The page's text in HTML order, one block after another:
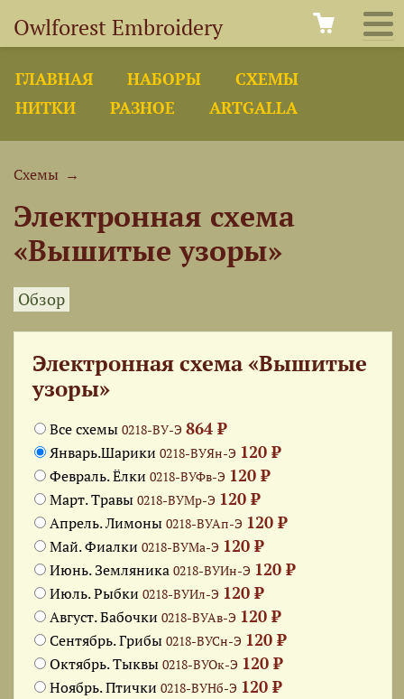
Owlforest Embroidery
ГЛАВНАЯ НАБОРЫ
СХЕМЫ
НИТКИ
РАЗНОЕ ARTGALLA
Схемы →
Электронная схема
«Вышитые узоры»
Обзор
Электронная схема «Вышитые
узоры»
Все схемы 0218-ВУ-Э 864 ₽
Январь.Шарики 0218-ВУЯн-Э 120 ₽
Февраль. Ёлки 0218-ВУФв-Э 120 ₽
Март. Травы 0218-ВУМр-Э 120 ₽
Апрель. Лимоны 0218-ВУАп-Э 120 ₽
Май. Фиалки 0218-ВУМа-Э 120 ₽
Июнь. Земляника 0218-ВУИн-Э 120 ₽
Июль. Рыбки 0218-ВУИл-Э 120 ₽
Август. Бабочки 0218-ВУАв-Э 120 ₽
Сентябрь. Грибы 0218-ВУСн-Э 120 ₽
Октябрь. Тыквы 0218-ВУОк-Э 120 ₽
Ноябрь. Птички 0218-ВУНб-Э 120 ₽